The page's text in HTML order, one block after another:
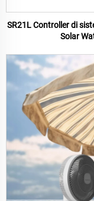
SR21L Controller di
Solar